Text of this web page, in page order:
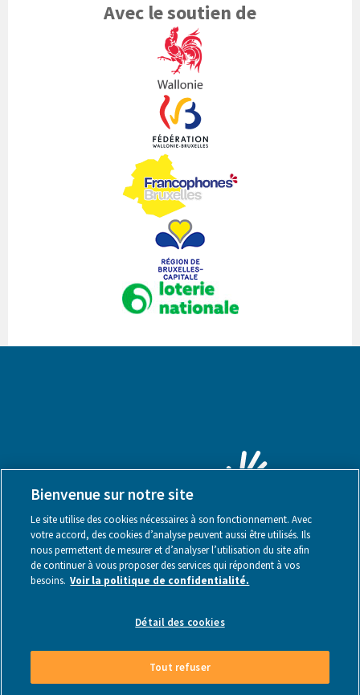
Avec le soutien de
Made by Webstanz- Copyright © 2026
Bienvenue sur notre site
Le site utilise des cookies nécessaires à son fonctionnement. Avec
votre accord, des cookies d’analyse peuvent aussi être utilisés. Ils
nous permettent de mesurer et d’analyser l’utilisation du site afin
de continuer à vous proposer des services qui répondent à vos
besoins. Voir la politique de confidentialité.
Détail des cookies
Tout refuser